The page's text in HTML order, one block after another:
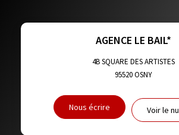
DISTANCE DE L'AÉROPORT : SUPERFICIE :
RESTAURANTS ET CAFÉS COMMERCES
AGENCE LE BAIL*
4B SQUARE DES ARTISTES
95520OSNY
Nous écrire Voir le